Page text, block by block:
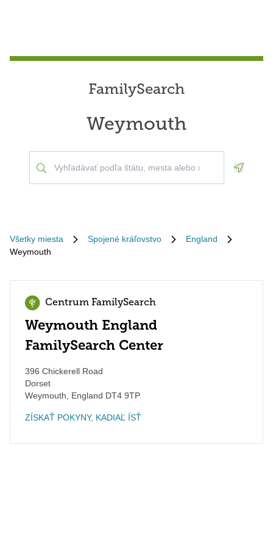
FamilySearch
Weymouth
Všetky miesta Spojené kráľovstvo
England
Weymouth
Centrum FamilySearch
Weymouth England
FamilySearch Center
396 Chickerell Road
Dorset
Weymouth
England DT4 9TP
ZÍSKAŤ POKYNY, KADIAĽ ÍSŤ